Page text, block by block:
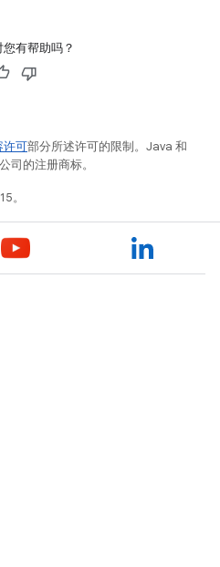
有帮助吗？
许可部分所述许可的限制。Java 和
司的注册商标。
。